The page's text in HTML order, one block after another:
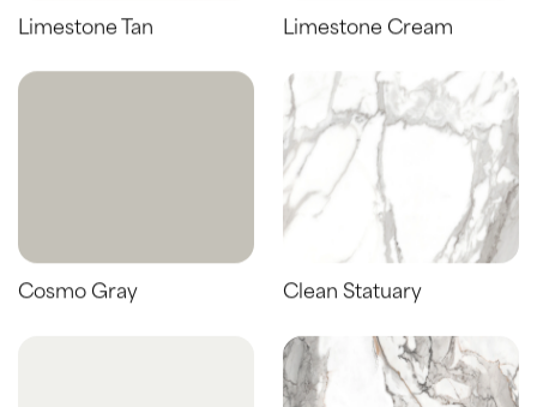
Limestone Tan Limestone Cream
Cosmo Gray Clean Statuary